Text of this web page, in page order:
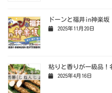
ドーンと福井in神楽坂
2025年11月20日
粘りと香りが一級品！
2025年4月16日